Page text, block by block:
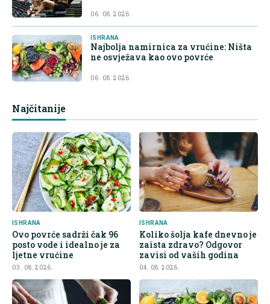
06. 08. 2026.
ISHRANA
Najbolja namirnica za vrućine: Ništa
ne osvježava kao ovo povrće
06. 08. 2026.
Najčitanije
ISHRANA
Ovo povrće sadrži čak 96
posto vode i idealno je za
ljetne vrućine
03. 08. 2026.
ISHRANA
Koliko šolja kafe dnevno je
zaista zdravo? Odgovor
zavisi od vaših godina
04. 08. 2026.